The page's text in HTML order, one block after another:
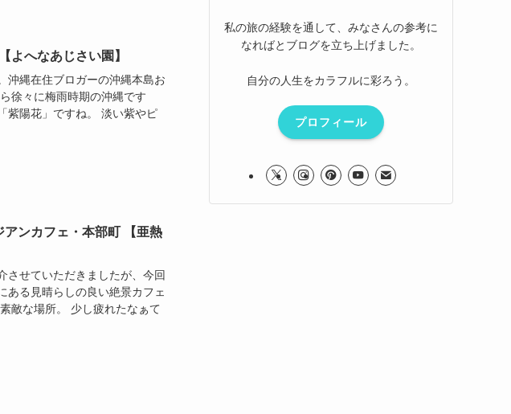
よへなあじさい園】
沖縄在住ブロガーの沖縄本島お
徐々に梅雨時期の沖縄です
紫陽花」ですね。 淡い紫やピ
ンカフェ・本部町 【亜熱
させていただきましたが、今回
ある見晴らしの良い絶景カフェ
敵な場所。 少し疲れたなぁて
私の旅の経験を通して、みなさんの参考に
なればとブログを立ち上げました。
自分の人生をカラフルに彩ろう。
プロフィール